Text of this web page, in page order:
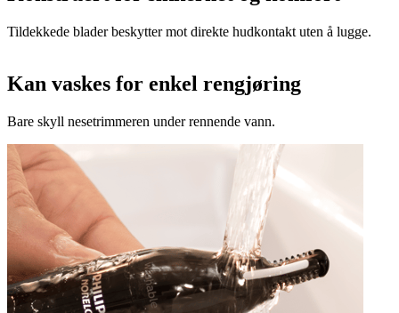
Tildekkede blader beskytter mot direkte hudkontakt uten å lugge.
Kan vaskes for enkel rengjøring
Bare skyll nesetrimmeren under rennende vann.